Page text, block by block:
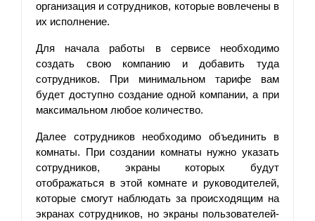
организация и сотрудников, которые вовлечены в
их исполнение.
создать свою компанию и добавить туда
сотрудников. При минимальном тарифе вам
будет доступно создание одной компании, а при
максимальном любое количество.
Далее сотрудников необходимо объединить в
комнаты. При создании комнаты нужно указать
сотрудников, экраны которых будут
отображаться в этой комнате и руководителей,
которые смогут наблюдать за происходящим на
экранах сотрудников, но экраны пользователей-